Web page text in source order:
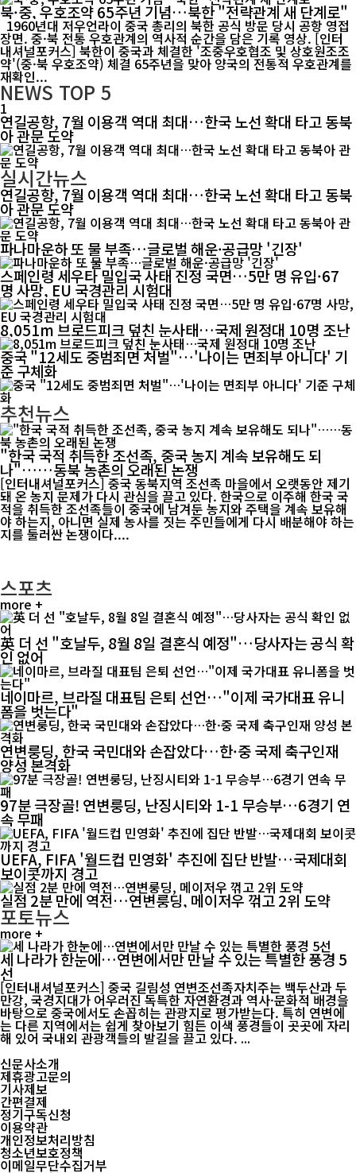
북·중, 우호조약 65주년 기념…북한 "전략관계 새 단계로"
장면. 중·북 전통 우호관계의 역사적 순간을 담은 기록 영상. [인터
내셔널포커스] 북한이 중국과 체결한 '조중우호협조 및 상호원조조
약'(중·북 우호조약) 체결 65주년을 맞아 양국의 전통적 우호관계를
재확인...
NEWS TOP 5
1
연길공항, 7월 이용객 역대 최대…한국 노선 확대 타고 동북
아 관문 도약
실시간뉴스
연길공항, 7월 이용객 역대 최대…한국 노선 확대 타고 동북
아 관문 도약
파나마운하 또 물 부족…글로벌 해운·공급망 '긴장'
스페인령 세우타 밀입국 사태 진정 국면…5만 명 유입·67
명 사망, EU 국경관리 시험대
8,051m 브로드피크 덮친 눈사태…국제 원정대 10명 조난
중국 "12세도 중범죄면 처벌"…'나이는 면죄부 아니다' 기
준 구체화
추천뉴스
"한국 국적 취득한 조선족, 중국 농지 계속 보유해도 되
나"……동북 농촌의 오래된 논쟁
[인터내셔널포커스] 중국 동북지역 조선족 마을에서 오랫동안 제기
돼 온 농지 문제가 다시 관심을 끌고 있다. 한국으로 이주해 한국 국
적을 취득한 조선족들이 중국에 남겨둔 농지와 주택을 계속 보유해
야 하는지, 아니면 실제 농사를 짓는 주민들에게 다시 배분해야 하는
지를 둘러싼 논쟁이다....
스포츠
more +
英 더 선 "호날두, 8월 8일 결혼식 예정"…당사자는 공식 확
인 없어
네이마르, 브라질 대표팀 은퇴 선언…"이제 국가대표 유니
폼을 벗는다"
연변룽딩, 한국 국민대와 손잡았다…한·중 국제 축구인재
양성 본격화
97분 극장골! 연변룽딩, 난징시티와 1-1 무승부…6경기 연
속 무패
UEFA, FIFA '월드컵 민영화' 추진에 집단 반발…국제대회
보이콧까지 경고
실점 2분 만에 역전…연변룽딩, 메이저우 꺾고 2위 도약
포토뉴스
more +
세 나라가 한눈에…연변에서만 만날 수 있는 특별한 풍경 5
선
[인터내셔널포커스] 중국 길림성 연변조선족자치주는 백두산과 두
만강, 국경지대가 어우러진 독특한 자연환경과 역사·문화적 배경을
바탕으로 중국에서도 손꼽히는 관광지로 평가받는다. 특히 연변에
는 다른 지역에서는 쉽게 찾아보기 힘든 이색 풍경들이 곳곳에 자리
해 있어 국내외 관광객들의 발길을 끌고 있다. ...
신문사소개
제휴광고문의
기사제보
간편결제
정기구독신청
이용약관
개인정보처리방침
청소년보호정책
이메일무단수집거부